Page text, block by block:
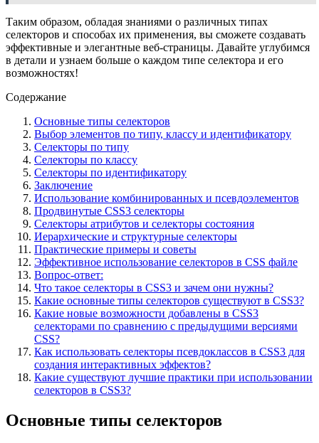
Таким образом, обладая знаниями о различных типах
селекторов и способах их применения, вы сможете создавать
эффективные и элегантные веб-страницы. Давайте углубимся
в детали и узнаем больше о каждом типе селектора и его
возможностях!
Содержание
Основные типы селекторов
Выбор элементов по типу, классу и идентификатору
Селекторы по типу
Селекторы по классу
Селекторы по идентификатору
Заключение
Использование комбинированных и псевдоэлементов
Продвинутые CSS3 селекторы
Селекторы атрибутов и селекторы состояния
Иерархические и структурные селекторы
Практические примеры и советы
Эффективное использование селекторов в CSS файле
Вопрос-ответ:
Что такое селекторы в CSS3 и зачем они нужны?
Какие основные типы селекторов существуют в CSS3?
Какие новые возможности добавлены в CSS3
селекторами по сравнению с предыдущими версиями
CSS?
Как использовать селекторы псевдоклассов в CSS3 для
создания интерактивных эффектов?
Какие существуют лучшие практики при использовании
селекторов в CSS3?
Основные типы селекторов